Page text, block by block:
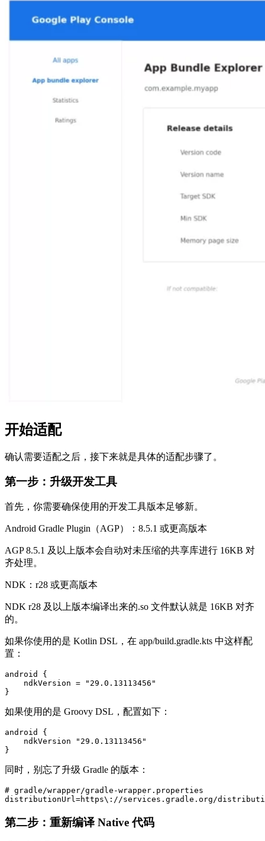
开始适配
确认需要适配之后，接下来就是具体的适配步骤了。
第一步：升级开发工具
首先，你需要确保使用的开发工具版本足够新。
Android Gradle Plugin（AGP）：8.5.1 或更高版本
AGP 8.5.1 及以上版本会自动对未压缩的共享库进行 16KB 对
齐处理。
NDK：r28 或更高版本
NDK r28 及以上版本编译出来的.so 文件默认就是 16KB 对齐
的。
如果你使用的是 Kotlin DSL，在 app/build.gradle.kts 中这样配
置：
android {
ndkVersion = "29.0.13113456"
}
如果使用的是 Groovy DSL，配置如下：
android {
ndkVersion "29.0.13113456"
}
同时，别忘了升级 Gradle 的版本：
# gradle/wrapper/gradle-wrapper.properties
distributionUrl=https\://services.gradle.org/
第二步：重新编译 Native 代码